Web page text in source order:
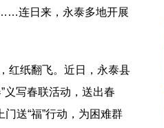
连日来，永泰多地开展
红纸翻飞。 近 日，永泰县
义写春联活动，送出春
送“福”行动，为困难群